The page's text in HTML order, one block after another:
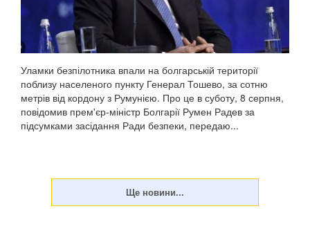
Уламки безпілотника впали на болгарській території
поблизу населеного пункту Генерал Тошево, за сотню
метрів від кордону з Румунією. Про це в суботу, 8 серпня,
повідомив прем'єр-міністр Болгарії Румен Радев за
підсумками засідання Ради безпеки, передаю...